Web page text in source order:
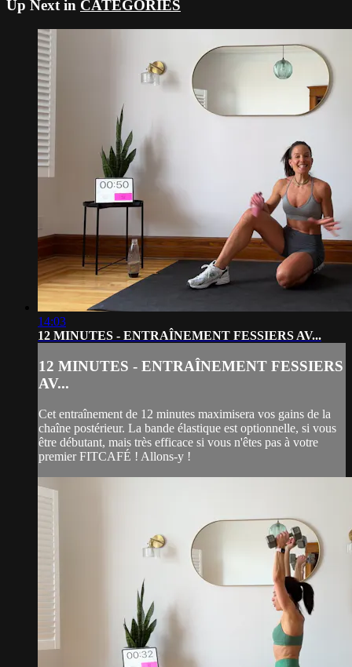
Up Next in CATÉGORIES
14:03
12 MINUTES - ENTRAÎNEMENT FESSIERS AV...
12 MINUTES - ENTRAÎNEMENT FESSIERS
AV...
Cet entraînement de 12 minutes maximisera vos gains de la
chaîne postérieur. La bande élastique est optionnelle, si vous
être débutant, mais très efficace si vous n'êtes pas à votre
premier FITCAFÉ ! Allons-y !